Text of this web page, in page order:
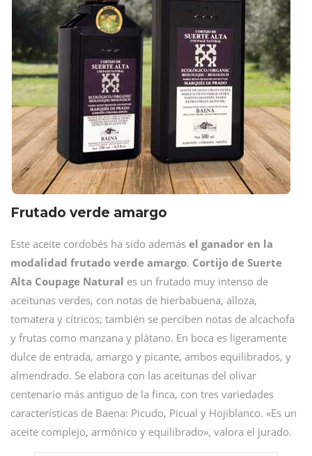
Frutado verde amargo
Este aceite cordobés ha sido además el ganador en la
modalidad frutado verde amargo. Cortijo de Suerte
Alta Coupage Natural es un frutado muy intenso de
aceitunas verdes, con notas de hierbabuena, alloza,
tomatera y cítricos; también se perciben notas de alcachofa
y frutas como manzana y plátano. En boca es ligeramente
dulce de entrada, amargo y picante, ambos equilibrados, y
almendrado. Se elabora con las aceitunas del olivar
centenario más antiguo de la finca, con tres variedades
características de Baena: Picudo, Picual y Hojiblanco. «Es un
aceite complejo, armónico y equilibrado», valora el jurado.